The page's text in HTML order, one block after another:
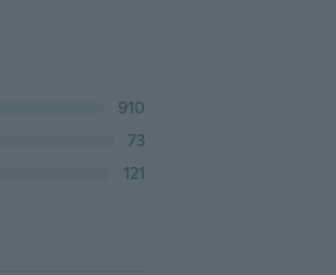
910
73
121